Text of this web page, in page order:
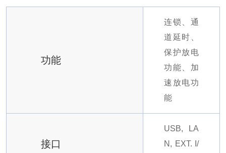
功能
连锁、通
道延时、
保护放电
功能、加
速放电功
能
接口
USB, LA
N, EXT. I/